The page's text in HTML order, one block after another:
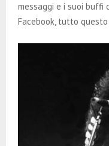
messaggi e i suoi buffi
Facebook, tutto